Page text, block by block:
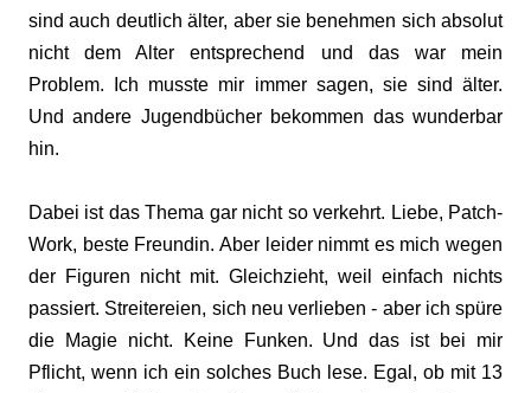
sind auch deutlich älter, aber sie benehmen sich absolut
nicht dem Alter entsprechend und das war mein
Problem. Ich musste mir immer sagen, sie sind älter.
Und andere Jugendbücher bekommen das wunderbar
hin.
Dabei ist das Thema gar nicht so verkehrt. Liebe, Patch-
Work, beste Freundin. Aber leider nimmt es mich wegen
der Figuren nicht mit. Gleichzieht, weil einfach nichts
passiert. Streitereien, sich neu verlieben - aber ich spüre
die Magie nicht. Keine Funken. Und das ist bei mir
Pflicht, wenn ich ein solches Buch lese. Egal, ob mit 13